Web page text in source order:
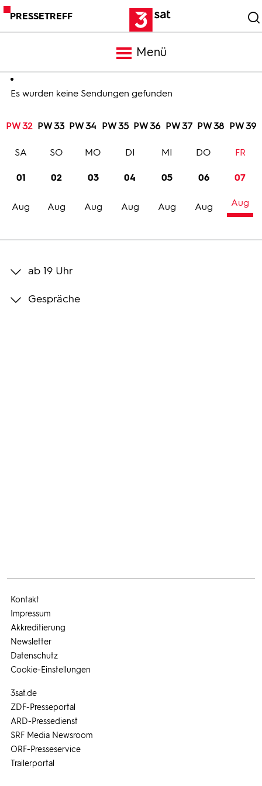
PRESSETREFF
Menü
Meldungen
Programm
Trailer
Bilder
Es wurden keine Sendungen gefunden
PW 32 PW 33 PW 34 PW 35 PW 36 PW 37 PW 38 PW 39
01
Aug
SA
02
Aug
SO
03
Aug
MO
04
Aug
DI
05
Aug
MI
06
Aug
DO
07
Aug
FR
ab 19 Uhr
Gespräche
3sat.de
ZDF-Presseportal
ARD-Pressedienst
SRF Media Newsroom
ORF-Presseservice
Trailerportal
Kontakt
Impressum
Akkreditierung
Newsletter
Datenschutz
Cookie-Einstellungen